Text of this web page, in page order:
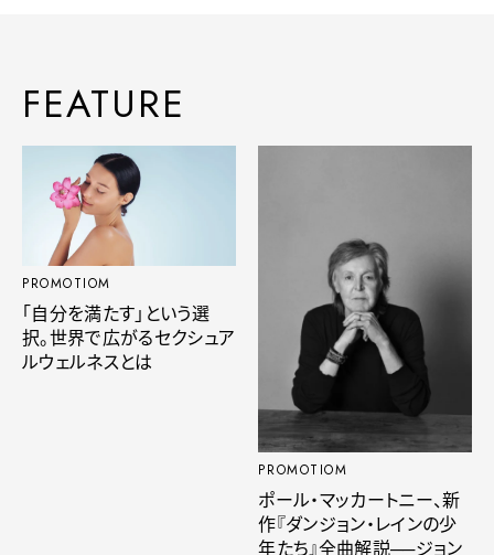
FEATURE
PROMOTIOM
「自分を満たす」という選
択。世界で広がるセクシュア
ルウェルネスとは
PROMOTIOM
ポール・マッカートニー、新
作『ダンジョン・レインの少
年たち』全曲解説──ジョン